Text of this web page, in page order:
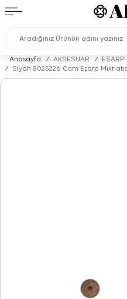
Anasayfa / AKSESUAR / EŞARP
/
Siyah 8025226 Cam Eşarp